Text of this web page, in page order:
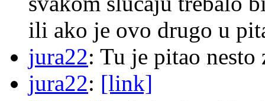
ili ako je ovo drugo u
jura22: Tu je pitao
jura22: [link]